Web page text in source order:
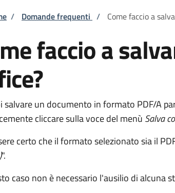
di pane
/ Domande frequenti / Come faccio a
faccio a
salvare un documento in formato PDF/A
cliccare sulla voce del menù Salva
certo che il formato selezionato sia il
".
caso non è necessario l'ausilio di alcuna